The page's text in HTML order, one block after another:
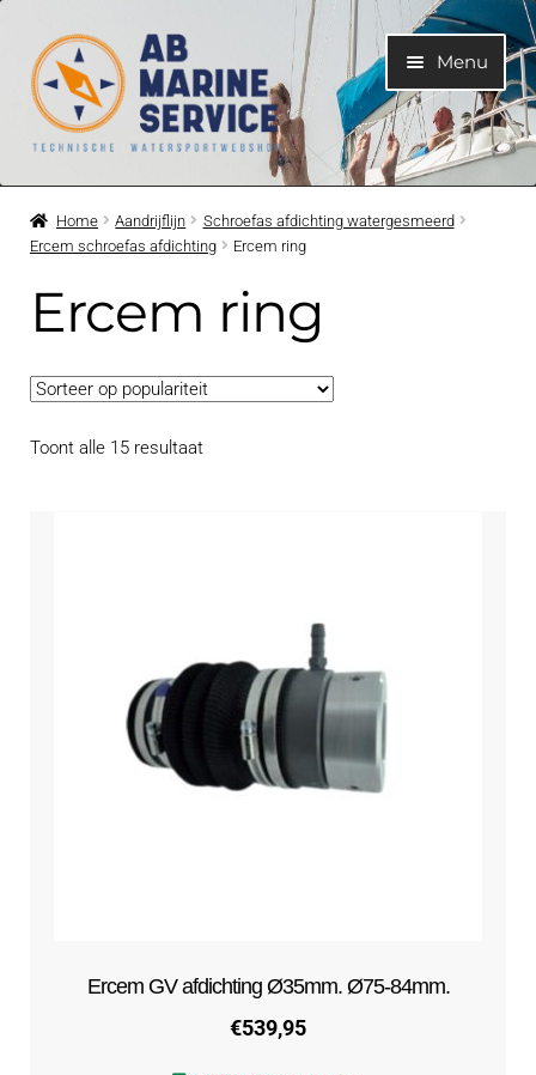
Ga
door
naar
navigatie
Ga
naar
de
inhoud
Menu
Home
Motoren
Motoronderdelen
Bootelektra
Nederlands
Home Aandrijflijn
Schroefas afdichting watergesmeerd
Ercem schroefas afdichting
Ercem ring
Ercem ring
Toont alle 15 resultaatGesorteerd
Ercem GV afdichting Ø35mm. Ø75-84mm.
€539,95